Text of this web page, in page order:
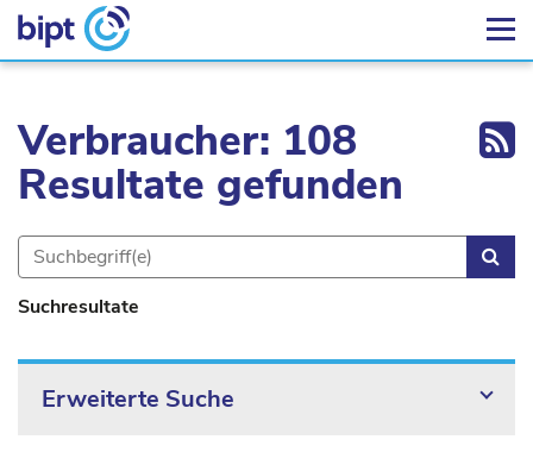
Verbraucher: 108
Resultate gefunden
Suchresultate
Erweiterte Suche